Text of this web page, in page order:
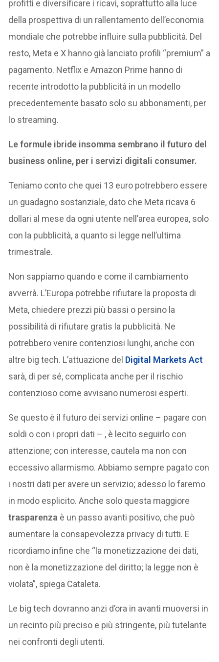
profitti e diversificare i ricavi, soprattutto alla luce
della prospettiva di un rallentamento dell’economia
mondiale che potrebbe influire sulla pubblicità. Del
resto, Meta e X hanno già lanciato profili “premium” a
pagamento. Netflix e Amazon Prime hanno di
recente introdotto la pubblicità in un modello
precedentemente basato solo su abbonamenti, per
lo streaming.
Le formule ibride insomma sembrano il futuro del
business online, per i servizi digitali consumer.
Teniamo conto che quei 13 euro potrebbero essere
un guadagno sostanziale, dato che Meta ricava 6
dollari al mese da ogni utente nell’area europea, solo
con la pubblicità, a quanto si legge nell’ultima
trimestrale.
Non sappiamo quando e come il cambiamento
avverrà. L’Europa potrebbe rifiutare la proposta di
Meta, chiedere prezzi più bassi o persino la
possibilità di rifiutare gratis la pubblicità. Ne
potrebbero venire contenziosi lunghi, anche con
altre big tech. L’attuazione del Digital Markets Act
sarà, di per sé, complicata anche per il rischio
contenzioso come avvisano numerosi esperti.
Se questo è il futuro dei servizi online – pagare con
soldi o con i propri dati – , è lecito seguirlo con
attenzione; con interesse, cautela ma non con
eccessivo allarmismo. Abbiamo sempre pagato con
i nostri dati per avere un servizio; adesso lo faremo
in modo esplicito. Anche solo questa maggiore
trasparenza è un passo avanti positivo, che può
aumentare la consapevolezza privacy di tutti. E
ricordiamo infine che “la monetizzazione dei dati,
non è la monetizzazione del diritto; la legge non è
violata”, spiega Cataleta.
Le big tech dovranno anzi d’ora in avanti muoversi in
un recinto più preciso e più stringente, più tutelante
nei confronti degli utenti.